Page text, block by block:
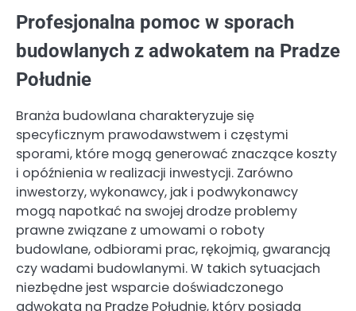
Profesjonalna pomoc w sporach
budowlanych z adwokatem na Pradze
Południe
Branża budowlana charakteryzuje się
specyficznym prawodawstwem i częstymi
sporami, które mogą generować znaczące koszty
i opóźnienia w realizacji inwestycji. Zarówno
inwestorzy, wykonawcy, jak i podwykonawcy
mogą napotkać na swojej drodze problemy
prawne związane z umowami o roboty
budowlane, odbiorami prac, rękojmią, gwarancją
czy wadami budowlanymi. W takich sytuacjach
niezbędne jest wsparcie doświadczonego
adwokata na Pradze Południe, który posiada